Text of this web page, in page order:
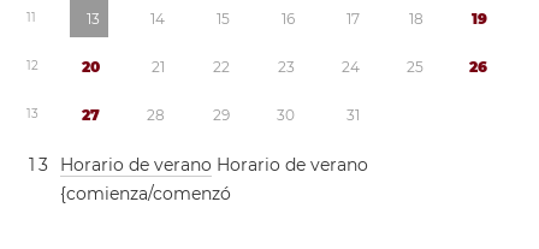
11 13 14 15 16 17 18 19
12 20 21 22 23 24 25 26
13 27 28 29 30 31
1 3 Horario de verano Horario de verano
{comienza/comenzó